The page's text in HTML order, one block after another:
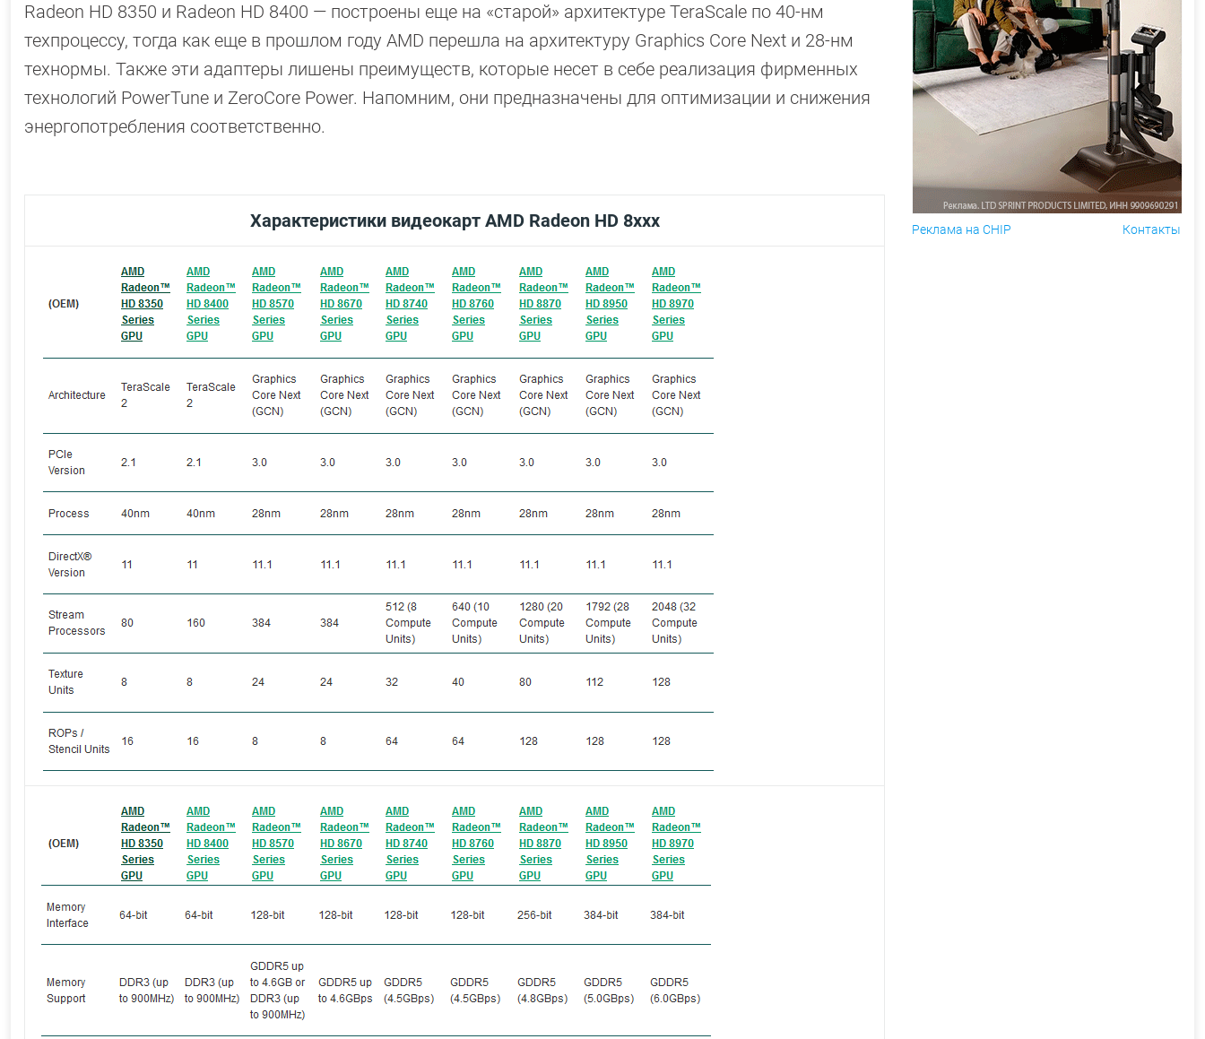
Radeon HD 8350 и Radeon HD 8400 — построены еще на «старой» архитектуре TeraScale по 40-нм
техпроцессу, тогда как еще в прошлом году AMD перешла на архитектуру Graphics Core Next и 28-нм
технормы. Также эти адаптеры лишены преимуществ, которые несет в себе реализация фирменных
технологий PowerTune и ZeroCore Power. Напомним, они предназначены для оптимизации и снижения
энергопотребления соответственно.
Характеристики видеокарт AMD Radeon HD 8xxx Реклама на CHIP Контакты